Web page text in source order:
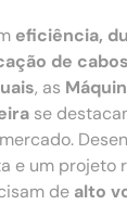
eficiência,
de
, as
se
e um projeto
de alto